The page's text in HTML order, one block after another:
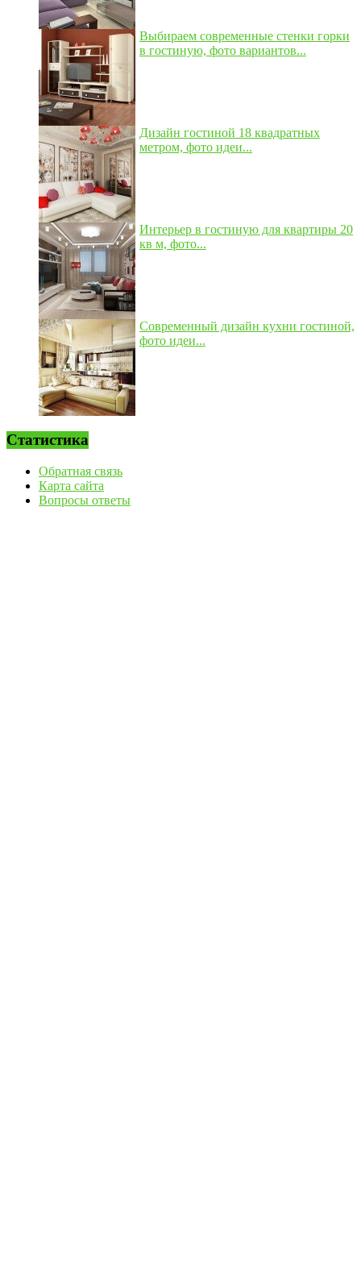
Выбираем современные стенки горки
в гостиную, фото вариантов...
Дизайн гостиной 18 квадратных
метром, фото идеи...
Интерьер в гостиную для квартиры 20
кв м, фото...
Современный дизайн кухни гостиной,
фото идеи...
Статистика
Обратная связь
Карта сайта
Вопросы ответы